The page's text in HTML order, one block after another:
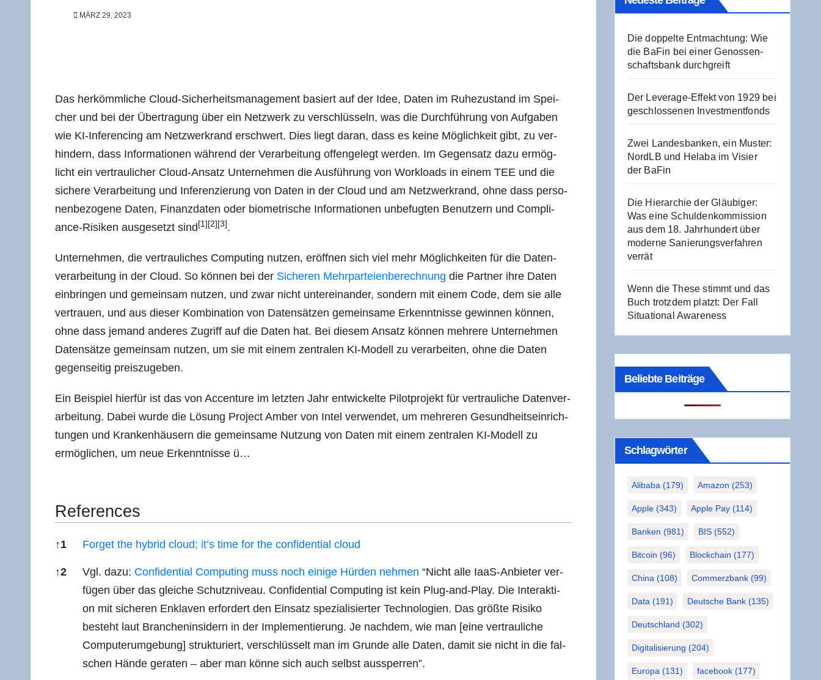
MÄRZ 29, 2023
Das her­kömm­li­che Cloud-Sicher­heits­ma­nage­ment basiert auf der Idee, Daten im Ruhe­zu­stand im Spei­
cher und bei der Über­tra­gung über ein Netz­werk zu ver­schlüs­seln, was die Durch­füh­rung von Auf­ga­ben
wie KI-Infe­ren­cing am Netz­werk­rand erschwert. Dies liegt dar­an, dass es kei­ne Mög­lich­keit gibt, zu ver­
hin­dern, dass Infor­ma­tio­nen wäh­rend der Ver­ar­bei­tung offen­ge­legt wer­den. Im Gegen­satz dazu ermög­
licht ein ver­trau­li­cher Cloud-Ansatz Unter­neh­men die Aus­füh­rung von Workloads in einem TEE und die
siche­re Ver­ar­bei­tung und Infe­ren­zie­rung von Daten in der Cloud und am Netz­werk­rand, ohne dass per­so­
nen­be­zo­ge­ne Daten, Finanz­da­ten oder bio­me­tri­sche Infor­ma­tio­nen unbe­fug­ten Benut­zern und Com­pli­
ance-Risi­ken aus­ge­setzt sind [1] [2] [3] .
Unter­neh­men, die ver­trau­li­ches Com­pu­ting nut­zen, eröff­nen sich viel mehr Mög­lich­kei­ten für die Daten­
ver­ar­bei­tung in der Cloud. So kön­nen bei der Siche­ren Mehr­par­tei­en­be­rech­nung die Part­ner ihre Daten
ein­brin­gen und gemein­sam nut­zen, und zwar nicht unter­ein­an­der, son­dern mit einem Code, dem sie alle
ver­trau­en, und aus die­ser Kom­bi­na­ti­on von Daten­sät­zen gemein­sa­me Erkennt­nis­se gewin­nen kön­nen,
ohne dass jemand ande­res Zugriff auf die Daten hat. Bei die­sem Ansatz kön­nen meh­re­re Unter­neh­men
Daten­sät­ze gemein­sam nut­zen, um sie mit einem zen­tra­len KI-Modell zu ver­ar­bei­ten, ohne die Daten
gegen­sei­tig preiszugeben.
Ein Bei­spiel hier­für ist das von Accen­ture im letz­ten Jahr ent­wi­ckel­te Pilot­pro­jekt für ver­trau­li­che Daten­ver­
ar­bei­tung. Dabei wur­de die Lösung Pro­ject Amber von Intel ver­wen­det, um meh­re­ren Gesund­heits­ein­rich­
tun­gen und Kran­ken­häu­sern die gemein­sa­me Nut­zung von Daten mit einem zen­tra­len KI-Modell zu
ermög­li­chen, um neue Erkennt­nis­se ü…
Refe­ren­ces
↑1 For­get the hybrid cloud; it’s time for the con­fi­den­ti­al cloud
↑2 Vgl. dazu: Con­fi­den­ti­al Com­pu­ting muss noch eini­ge Hür­den neh­men “Nicht alle IaaS-Anbie­ter ver­
fü­gen über das glei­che Schutz­ni­veau. Con­fi­den­ti­al Com­pu­ting ist kein Plug-and-Play. Die Inter­ak­ti­
on mit siche­ren Enkla­ven erfor­dert den Ein­satz spe­zia­li­sier­ter Tech­no­lo­gien. Das größ­te Risi­ko
besteht laut Bran­chen­in­si­dern in der Imple­men­tie­rung. Je nach­dem, wie man [eine ver­trau­li­che
Com­pu­ter­um­ge­bung] struk­tu­riert, ver­schlüs­selt man im Grun­de alle Daten, damit sie nicht in die fal­
schen Hän­de gera­ten – aber man kön­ne sich auch selbst aussperren”.
Die dop­pel­te Ent­mach­tung: Wie
die BaFin bei einer Genos­sen­
schafts­bank durchgreift
Der Levera­ge-Effekt von 1929 bei
geschlos­se­nen Investmentfonds
Zwei Lan­des­ban­ken, ein Mus­ter:
NordLB und Hela­ba im Visier
der BaFin
Die Hier­ar­chie der Gläu­bi­ger:
Was eine Schul­den­kom­mis­si­on
aus dem 18. Jahr­hun­dert über
moder­ne Sanie­rungs­ver­fah­ren
verrät
Wenn die The­se stimmt und das
Buch trotz­dem platzt: Der Fall
Situa­tio­nal Awareness
Beliebte Beiträge
Schlag­wör­ter
Alibaba (179) Amazon (253)
Apple(343) Apple Pay(114)
Banken (981) BIS(552)
Bitcoin (96) Blockchain (177)
China (108) Commerzbank(99)
Data (191) Deutsche Bank(135)
Deutschland (302)
Digitalisierung (204)
Europa (131) facebook(177)